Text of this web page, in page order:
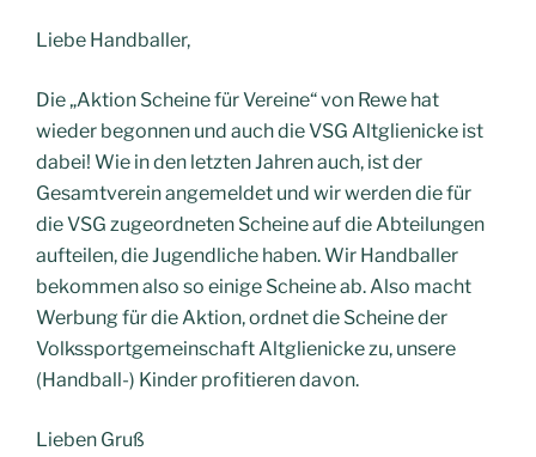
Liebe Handballer,
Die „Aktion Scheine für Vereine“ von Rewe hat
wieder begonnen und auch die VSG Altglienicke ist
dabei! Wie in den letzten Jahren auch, ist der
Gesamtverein angemeldet und wir werden die für
die VSG zugeordneten Scheine auf die Abteilungen
aufteilen, die Jugendliche haben. Wir Handballer
bekommen also so einige Scheine ab. Also macht
Werbung für die Aktion, ordnet die Scheine der
Volkssportgemeinschaft Altglienicke zu, unsere
(Handball-) Kinder profitieren davon.
Lieben Gruß